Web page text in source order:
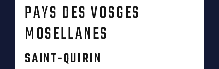
PAYS DES VOSGES
MOSELLANES
SAINT-QUIRIN